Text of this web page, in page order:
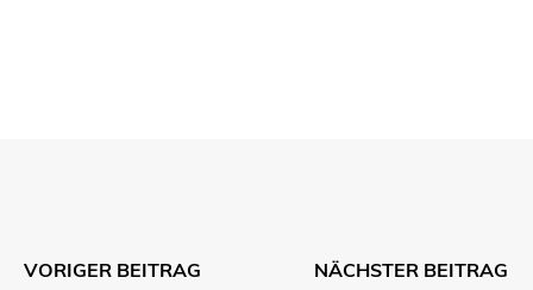
VORIGER BEITRAG
NÄCHSTER BEITRAG